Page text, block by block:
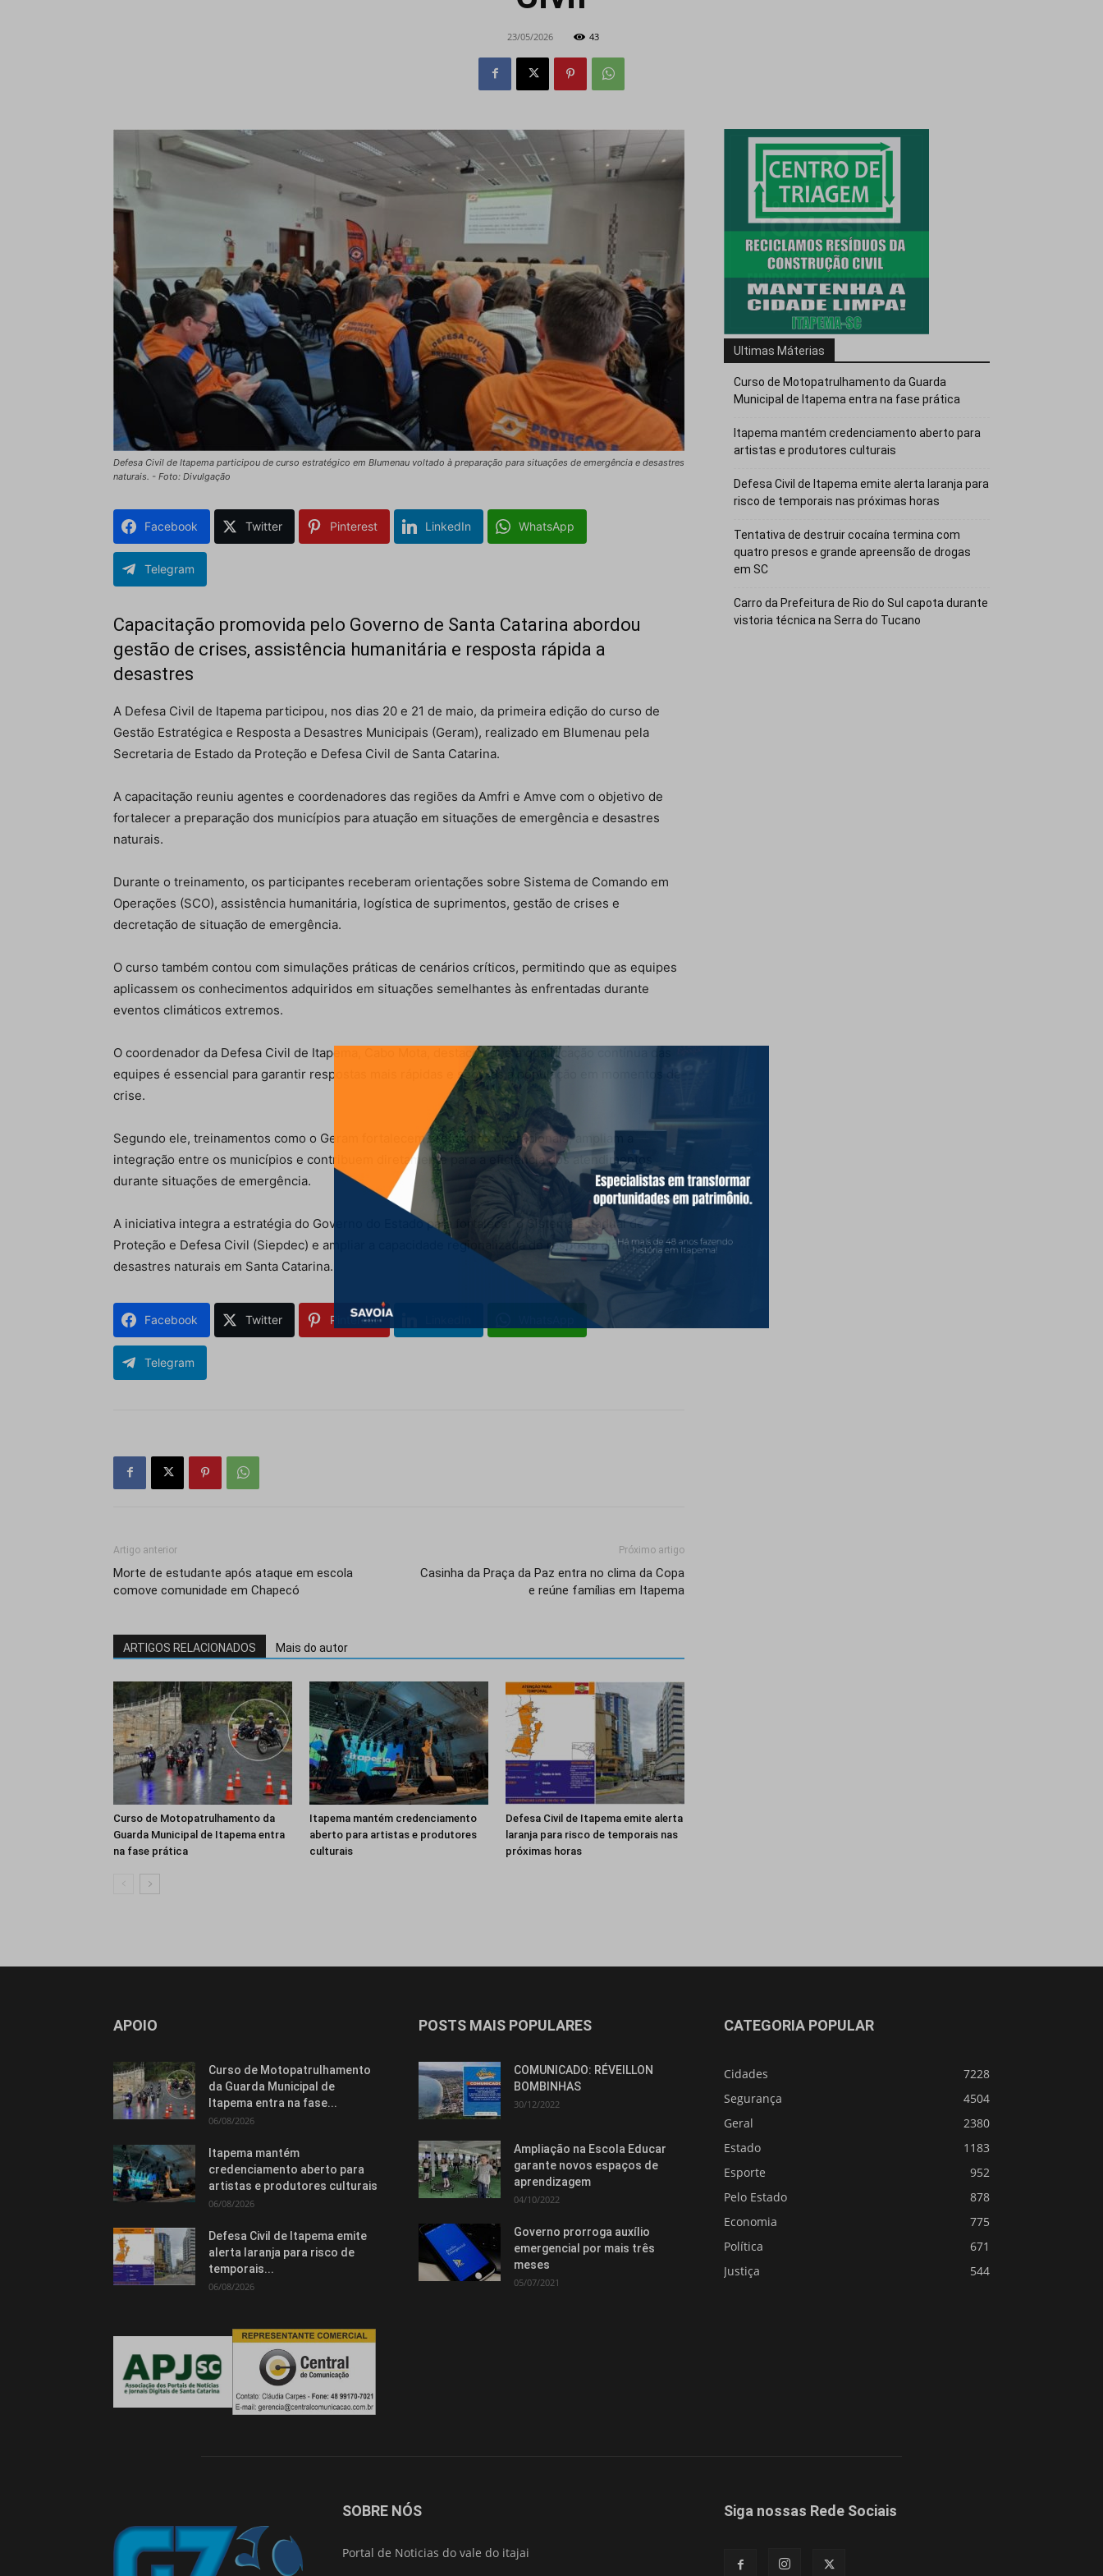
23/05/2026 43
Defesa Civil de Itapema participou de curso estratégico em Blumenau voltado à preparação para situações de emergência e desastres
naturais. - Foto: Divulgação
Facebook Twitter Pinterest LinkedIn WhatsApp
Telegram
Capacitação promovida pelo Governo de Santa Catarina abordou
gestão de crises, assistência humanitária e resposta rápida a
desastres
A Defesa Civil de Itapema participou, nos dias 20 e 21 de maio, da primeira edição do curso de
Gestão Estratégica e Resposta a Desastres Municipais (Geram), realizado em Blumenau pela
Secretaria de Estado da Proteção e Defesa Civil de Santa Catarina.
A capacitação reuniu agentes e coordenadores das regiões da Amfri e Amve com o objetivo de
fortalecer a preparação dos municípios para atuação em situações de emergência e desastres
naturais.
Durante o treinamento, os participantes receberam orientações sobre Sistema de Comando em
Operações (SCO), assistência humanitária, logística de suprimentos, gestão de crises e
decretação de situação de emergência.
O curso também contou com simulações práticas de cenários críticos, permitindo que as equipes
aplicassem os conhecimentos adquiridos em situações semelhantes às enfrentadas durante
eventos climáticos extremos.
O coordenador da Defesa Civil de Itapema, Cabo Mota, destacou que a qualificação contínua das
equipes é essencial para garantir respostas mais rápidas e seguras à população em momentos de
crise.
Segundo ele, treinamentos como o Geram fortalecem protocolos operacionais, ampliam a
integração entre os municípios e contribuem diretamente para a eficiência dos atendimentos
durante situações de emergência.
A iniciativa integra a estratégia do Governo do Estado para fortalecer o Sistema Estadual de
Proteção e Defesa Civil (Siepdec) e ampliar a capacidade regionalizada de resposta diante de
desastres naturais em Santa Catarina.
Facebook Twitter Pinterest
Telegram
Artigo anterior
Morte de estudante após ataque em escola
comove comunidade em Chapecó
Próximo artigo
Casinha da Praça da Paz entra no clima da Copa
e reúne famílias em Itapema
ARTIGOS RELACIONADOS Mais do autor
Curso de Motopatrulhamento da
Guarda Municipal de Itapema entra
na fase prática
Itapema mantém credenciamento
aberto para artistas e produtores
culturais
Defesa Civil de Itapema emite alerta
laranja para risco de temporais nas
próximas horas
Ultimas Máterias
Curso de Motopatrulhamento da Guarda
Municipal de Itapema entra na fase prática
Itapema mantém credenciamento aberto para
artistas e produtores culturais
Defesa Civil de Itapema emite alerta laranja para
risco de temporais nas próximas horas
Tentativa de destruir cocaína termina com
quatro presos e grande apreensão de drogas
em SC
Carro da Prefeitura de Rio do Sul capota durante
vistoria técnica na Serra do Tucano
APOIO
Curso de Motopatrulhamento
da Guarda Municipal de
Itapema entra na fase...
06/08/2026
Itapema mantém
credenciamento aberto para
artistas e produtores culturais
06/08/2026
Defesa Civil de Itapema emite
alerta laranja para risco de
temporais...
06/08/2026
POSTS MAIS POPULARES
COMUNICADO: RÉVEILLON
BOMBINHAS
30/12/2022
Ampliação na Escola Educar
garante novos espaços de
aprendizagem
04/10/2022
Governo prorroga auxílio
emergencial por mais três
meses
05/07/2021
CATEGORIA POPULAR
Cidades
7228
Segurança
4504
Geral
2380
Estado
1183
Esporte
952
Pelo Estado
878
Economia
775
Política
671
Justiça
544
SOBRE NÓS
Portal de Noticias do vale do itajai
Siga nossas Rede Sociais